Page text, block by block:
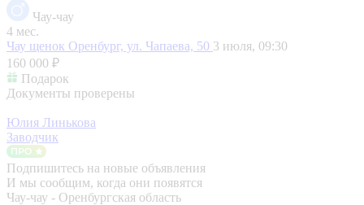
Чау-чау
4 мес.
Чау щенок Оренбург, ул. Чапаева, 50 3 июля, 09:30
160 000 ₽
Подарок
Документы проверены
Юлия Линькова
Заводчик
Подпишитесь на новые объявления
И мы сообщим, когда они появятся
Чау-чау - Оренбургская область